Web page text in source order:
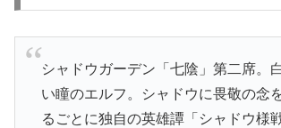
シャドウガーデン「七陰」第二席。
い瞳のエルフ。シャドウに畏敬の念
るごとに独自の英雄譚「シャドウ様